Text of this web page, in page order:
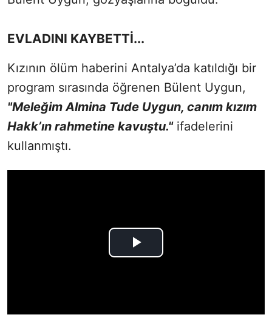
EVLADINI KAYBETTİ...
Kızının ölüm haberini Antalya’da katıldığı bir
program sırasında öğrenen Bülent Uygun,
"Meleğim Almina Tude Uygun, canım kızım
Hakk’ın rahmetine kavuştu."ifadelerini
kullanmıştı.